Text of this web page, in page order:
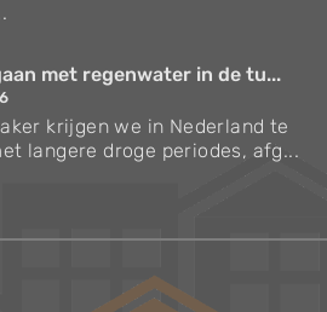
met regenwater in de tu...
krijgen we in Nederland te
langere droge periodes, afg...